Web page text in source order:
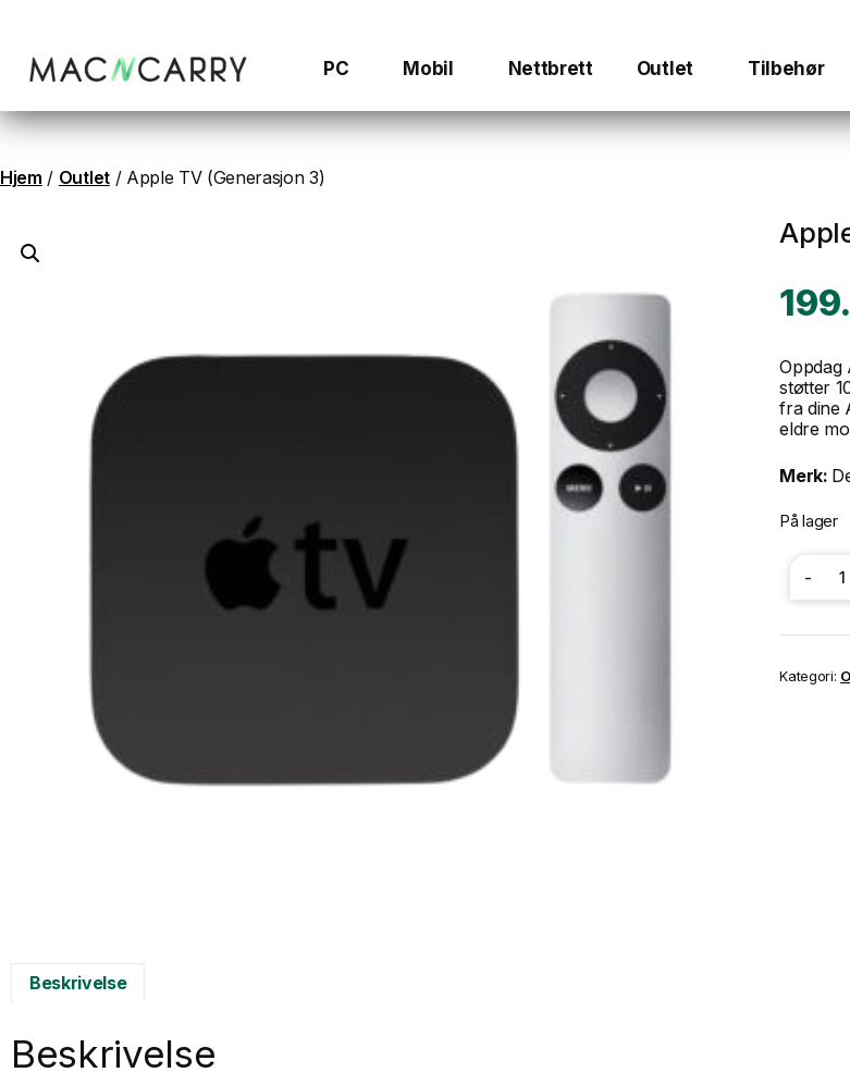
PC
Mobil Nettbrett Outlet Tilbehør
Hjem / Outlet/ Apple TV (Generasjon 3)
Oppdag
støtter
fra dine
eldre
Merk:
På lager
-
Apple
TV
antall
Kategori:
Beskrivelse
Beskrivelse